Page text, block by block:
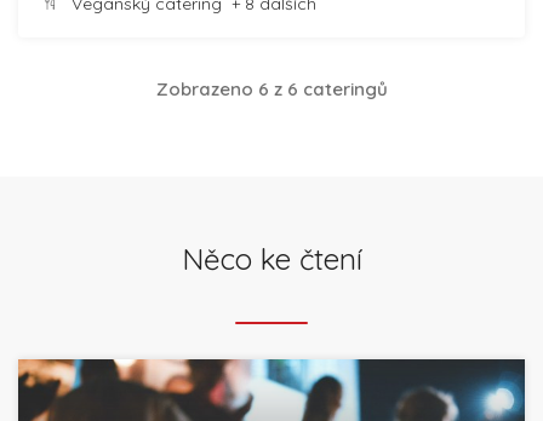
Zobrazeno 6 z 6 cateringů
Něco ke čtení